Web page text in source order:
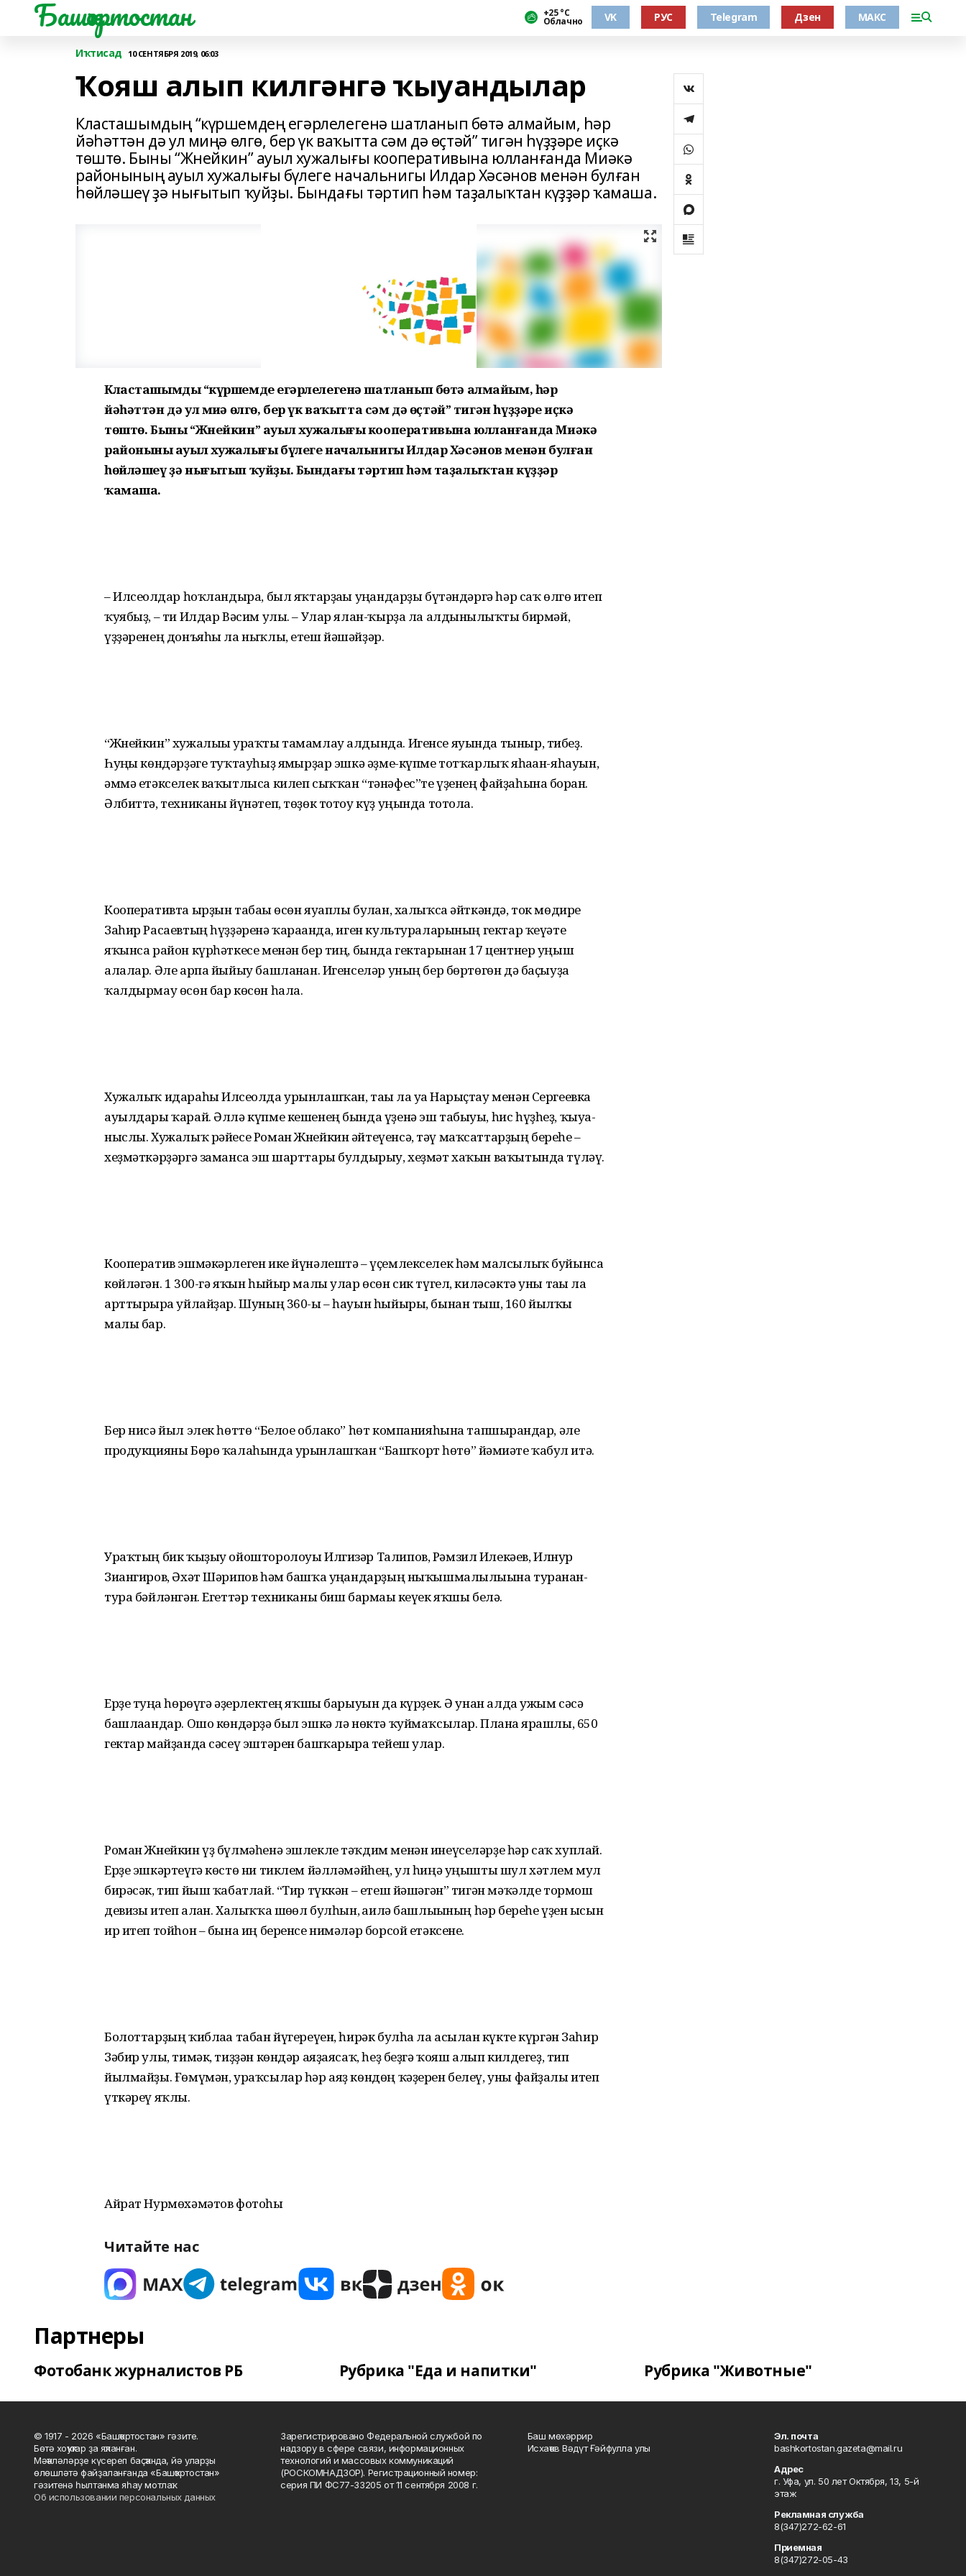
Башҡортостан +25 °С
Облачно VK РУС Telegram Дзен МАКС
Иҡтисад 10 СЕНТЯБРЯ 2019, 06:03
Ҡояш алып килгәнгә ҡыуандылар
Класташымдың “күршемдең егәрлелегенә шатланып бөтә алмайым, һәр
йәһәттән дә ул миңә өлгө, бер үк ваҡытта сәм дә өҫтәй” тигән һүҙҙәре иҫкә
төштө. Быны “Жнейкин” ауыл хужалығы кооперативына юлланғанда Миәкә
районының ауыл хужалығы бүлеге начальнигы Илдар Хәсәнов менән булған
һөйләшеү ҙә нығытып ҡуйҙы. Бындағы тәртип һәм таҙалыҡтан күҙҙәр ҡамаша.
Класташымдың “күршемдең егәрлелегенә шатланып бөтә алмайым, һәр
йәһәттән дә ул миңә өлгө, бер үк ваҡытта сәм дә өҫтәй” тигән һүҙҙәре иҫкә
төштө. Быны “Жнейкин” ауыл хужалығы кооперативына юлланғанда Миәкә
районының ауыл хужалығы бүлеге начальнигы Илдар Хәсәнов менән булған
һөйләшеү ҙә нығытып ҡуйҙы. Бындағы тәртип һәм таҙалыҡтан күҙҙәр
ҡамаша.
– Илсеғолдар һоҡлан­дыра, был яҡтарҙағы уң­ған­дарҙы бүтәндәргә һәр саҡ өлгө итеп
ҡуябыҙ, – ти Илдар Вәсим улы. – Улар ялан-ҡырҙа ла алдынғылыҡты бирмәй,
үҙҙәренең донъяһы ла ныҡлы, етеш йәшәйҙәр.
“Жнейкин” хужалығы ураҡты тамамлау алдында. Игенсе яуында тыныр, тибеҙ.
Һуңғы көндәрҙәге туҡтауһыҙ ямғырҙар эшкә әҙме-күпме тотҡарлыҡ яһа­ған-яһауын,
әммә етәк­селек ваҡытлыса килеп сыҡҡан “тәнәфес”те үҙе­нең файҙаһына бор­ған.
Әлбиттә, техниканы йүнәтеп, төҙөк тотоу күҙ уңында тотола.
Кооперативта ырҙын табағы өсөн яуаплы бул­ған, халыҡса әйткәндә, ток мөдире
Заһир Ра­саев­тың һүҙҙәренә ҡара­ғанда, иген культура­ларының гектар ҡеүәте
яҡынса ра­йон күрһәткесе менән бер тиң, бында гектарынан 17 центнер уңыш
алалар. Әле арпа йыйыу башлан­ған. Игенселәр уның бер бөртөгөн дә баҫыуҙа
ҡалдырмау өсөн бар көсөн һала.
Хужалыҡ идараһы Илсе­ғолда урынлашҡан, тағы ла уға Нарыҫтау ме­нән Сергеевка
ауылдары ҡарай. Әллә күпме кеше­нең бында үҙенә эш табыуы, һис һүҙһеҙ, ҡыуа­
ныслы. Хужалыҡ рәйесе Роман Жнейкин әйте­үенсә, тәү маҡсаттарҙың береһе –
хеҙмәткәрҙәргә заманса эш шарттары булдырыу, хеҙмәт хаҡын ваҡытында түләү.
Кооператив эшмәкәр­леген ике йүнәлештә – үҫемлекселек һәм мал­сылыҡ буйынса
көйләгән. 1 300-гә яҡын һыйыр малы улар өсөн сик түгел, киләсәктә уны тағы ла
арттырырға уйлайҙар. Шуның 360-ы – һауын һыйыры, бынан тыш, 160 йылҡы
малы бар.
Бер нисә йыл элек һөттө “Белое облако” һөт ком­панияһына тапшыр­ғандар, әле
продукцияны Бөрө ҡалаһында урын­лашҡан “Башҡорт һөтө” йәмғиәте ҡабул итә.
Ураҡтың бик ҡыҙыу ойошторолоуы Илгизәр Талипов, Рәмзил Иле­кәев, Илнур
Зиангиров, Әхәт Шәрипов һәм башҡа уңғандарҙың ныҡышма­лылығына туранан-
тура бәйләнгән. Егеттәр техниканы биш бармағы кеүек яҡшы белә.
Ерҙе туңға һөрөүгә әҙер­лектең яҡшы барыуын да күрҙек. Ә унан алда ужым сәсә
баш­лағандар. Ошо көндәрҙә был эшкә лә нөктә ҡуймаҡсылар. Планға ярашлы, 650
гектар майҙанда сәсеү эштәрен башҡарырға тейеш улар.
Роман Жнейкин үҙ бүлмәһенә эшлекле тәҡдим менән инеүсе­ләрҙе һәр саҡ хуплай.
Ерҙе эшкәртеүгә көстө ни тиклем йәлләмәйһең, ул һиңә уңышты шул хәтлем мул
бирәсәк, тип йыш ҡабатлай. “Тир түккән – етеш йәшәгән” тигән мәҡәлде тормош
девизы итеп алған. Халыҡҡа шөғөл булһын, ғаилә башлығының һәр береһе үҙен ысын
ир итеп тойһон – бына иң беренсе нимәләр борсой етәксене.
Болоттарҙың ҡиблаға табан йүгереүен, һирәк булһа ла асылған күкте күргән Заһир
Зәбир улы, тимәк, тиҙҙән көндәр аяҙа­я­саҡ, һеҙ беҙгә ҡояш алып килдегеҙ, тип
йылмайҙы. Ғөмүмән, ураҡсылар һәр аяҙ көндөң ҡәҙерен белеү, уны файҙалы итеп
үткәреү яҡлы.
Айрат Нурмөхәмәтов фотоһы
Читайте нас
Партнеры
Фотобанк журналистов РБ Рубрика "Еда и напитки" Рубрика "Животные"
© 1917 - 2026 «Башҡортостан» гәзите.
Бөтә хоҡуҡтар ҙа яҡланған.
Мәҡәләләрҙе күсереп баҫҡанда, йә уларҙы
өлөшләтә файҙаланғанда «Башҡортостан»
гәзитенә һылтанма яһау мотлаҡ.
Об использовании персональных данных
Зарегистрировано Федеральной службой по
надзору в сфере связи, информационных
технологий и массовых коммуникаций
(РОСКОМНАДЗОР). Регистрационный номер:
серия ПИ ФС77-33205 от 11 сентября 2008 г.
Баш мөхәррир
Исхаҡов Вәдүт Ғәйфулла улы
Эл. почта
bashkortostan.gazeta@mail.ru
Адрес
г. Уфа, ул. 50 лет Октября, 13, 5-й
этаж
Рекламная служба
8(347)272-62-61
Приемная
8(347)272-05-43